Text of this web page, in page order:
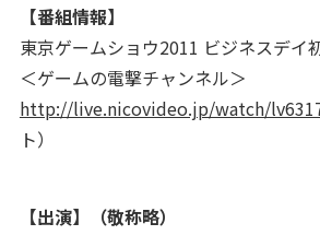
【番組情報】
東京ゲームショウ2011 ビジネスデイ
＜ゲームの電撃チャンネル＞
http://live.nicovideo.jp/watch/
ト）
【出演】（敬称略）